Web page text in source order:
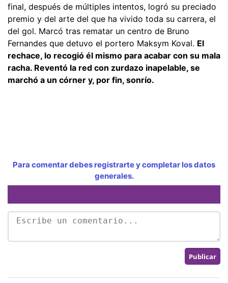
final, después de múltiples intentos, logró su preciado
premio y del arte del que ha vivido toda su carrera, el
del gol. Marcó tras rematar un centro de Bruno
Fernandes que detuvo el portero Maksym Koval. El
rechace, lo recogió él mismo para acabar con su mala
racha. Reventó la red con zurdazo inapelable, se
marchó a un córner y, por fin, sonrío.
Para comentar debes registrarte y completar los datos
generales.